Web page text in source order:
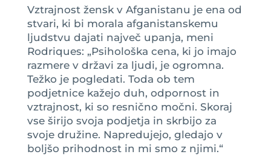
Vztrajnost žensk v Afganistanu je ena od
stvari, ki bi morala afganistanskemu
ljudstvu dajati največ upanja, meni
Rodriques: „Psihološka cena, ki jo imajo
razmere v državi za ljudi, je ogromna.
Težko je pogledati. Toda ob tem
podjetnice kažejo duh, odpornost in
vztrajnost, ki so resnično močni. Skoraj
vse širijo svoja podjetja in skrbijo za
svoje družine. Napredujejo, gledajo v
boljšo prihodnost in mi smo z njimi.“